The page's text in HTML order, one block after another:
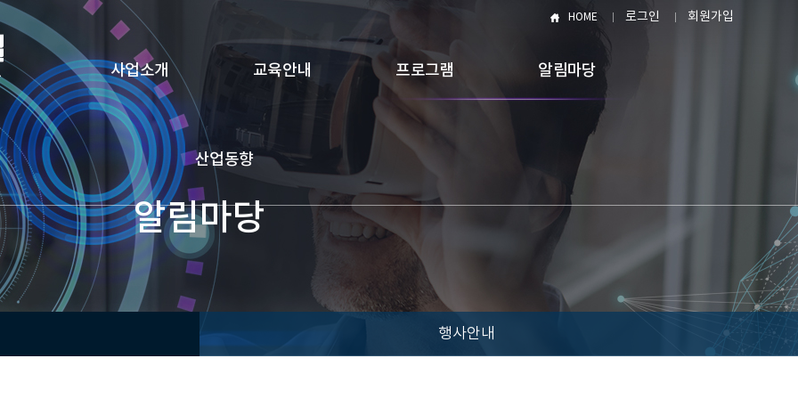
HOME 로그인 회원가입
사업소개 교육안내 프로그램 알림마당
산업동향
알림마당
행사안내